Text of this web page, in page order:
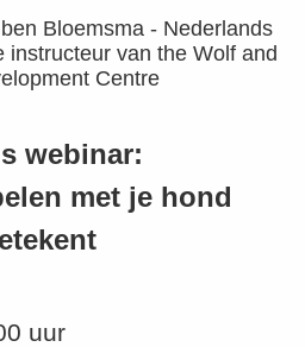
Bloemsma - Nederlands
instructeur van the Wolf and
Centre
webinar:
met je hond
uur